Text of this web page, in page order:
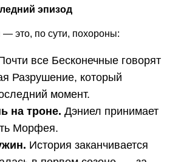
эпизод
это, по сути, похороны:
все Бесконечные говорят
Разрушение, который
момент.
на троне. Дэниел принимает
Морфея.
История заканчивается